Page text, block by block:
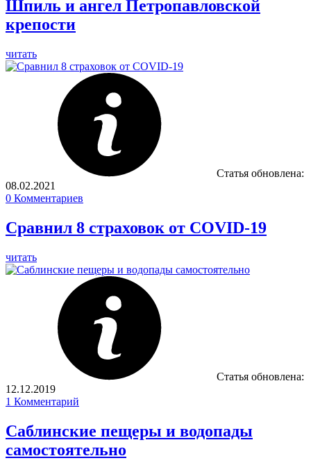
Шпиль и ангел Петропавловской
крепости
читать
Статья обновлена:
08.02.2021
0 Комментариев
Сравнил 8 страховок от COVID-19
читать
Статья обновлена:
12.12.2019
1 Комментарий
Саблинские пещеры и водопады
самостоятельно